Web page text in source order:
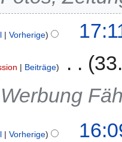
Vorherige
Beiträge
Vorherige